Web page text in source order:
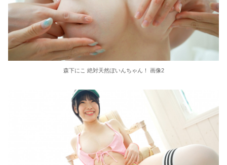
童貞は幼なじみに奪われました…THE BEST 8時間
レインボー池田、超美人女子アナと結婚www
KMPの激アツ作品をこれでもかと詰め込みました！全レーベル網羅！！×人気作品厳選！！お中元スペシャル！！
【TL】助けた天使(?)は猫かぶり!?
森下にこ 絶対天然ぼいんちゃん！ 画像2